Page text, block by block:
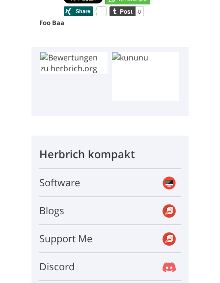
Foo Baa
Herbrich kompakt
Software
Blogs
Support Me
Discord